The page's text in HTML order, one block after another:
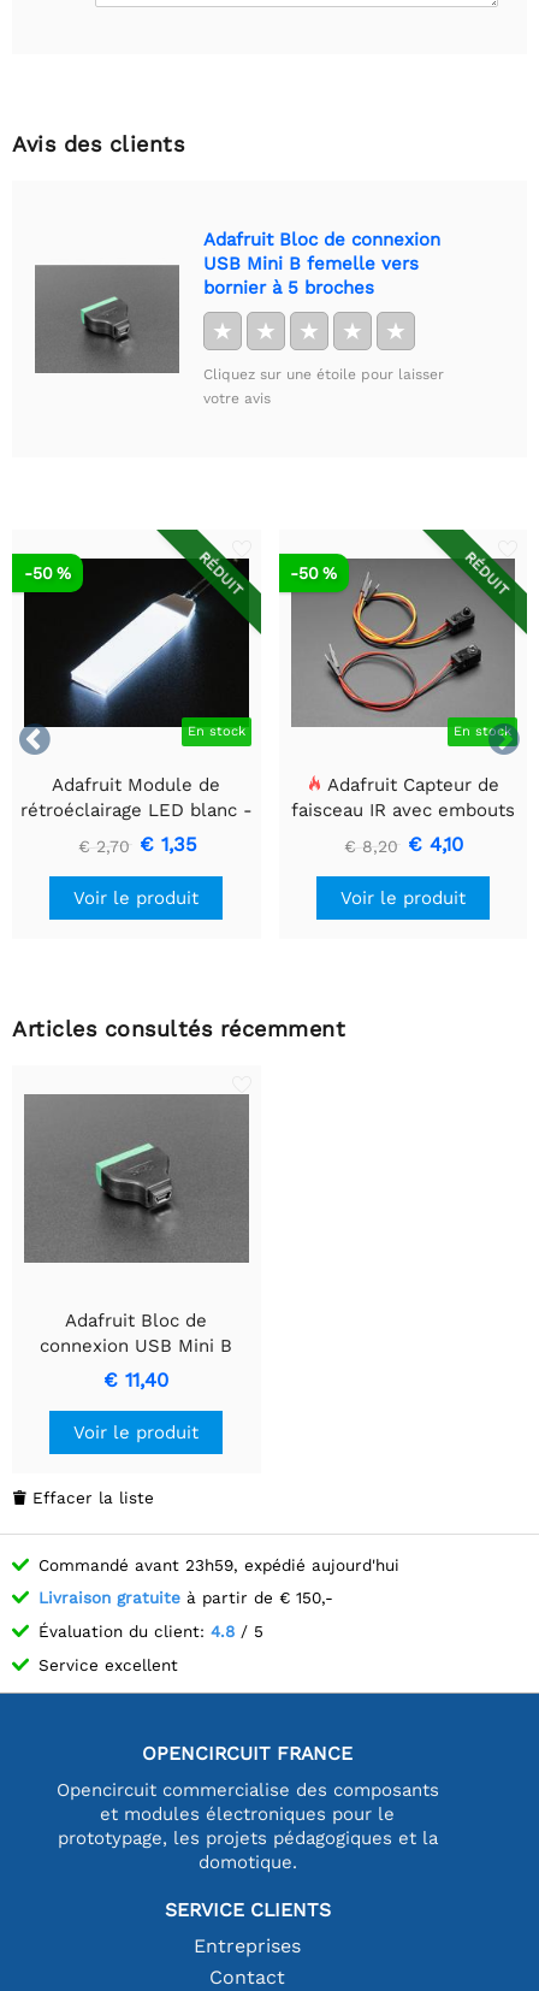
Avis des clients
Adafruit Bloc de connexion
USB Mini B femelle vers
bornier à 5 broches
★ ★ ★ ★ ★
Cliquez sur une étoile pour laisser
votre avis


RÉDUIT
En stock
-50 %
Adafruit Module de
rétroéclairage LED blanc -
Petit 12 mm x 40 mm
€ 2,70 € 1,35
Voir le produit
RÉDUIT
En stock
-50 %
Adafruit Capteur de
faisceau IR avec embouts
de câble de qualité
supérieure - LED 5 mm
€ 8,20 € 4,10
Voir le produit
Articles consultés récemment
Adafruit Bloc de
connexion USB Mini B
femelle vers bornier à 5
broches
€ 11,40
Voir le produit
 Effacer la liste
Commandé avant 23h59, expédié aujourd'hui
Livraison gratuite à partir de € 150,-
Évaluation du client: 4.8 / 5
Service excellent
OPENCIRCUIT FRANCE
Opencircuit commercialise des composants
et modules électroniques pour le
prototypage, les projets pédagogiques et la
domotique.
SERVICE CLIENTS
Entreprises
Contact